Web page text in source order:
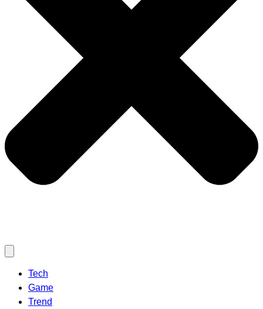
Tech
Game
Trend